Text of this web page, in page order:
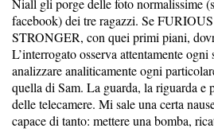
Niall gli porge delle foto normalissime
facebook) dei tre ragazzi. Se
STRONGER, con quei primi piani,
L’interrogato osserva attentamente
analizzare analiticamente ogni
quella di Sam. La guarda, la riguarda e
delle telecamere. Mi sale una certa
capace di tanto: mettere una bomba,